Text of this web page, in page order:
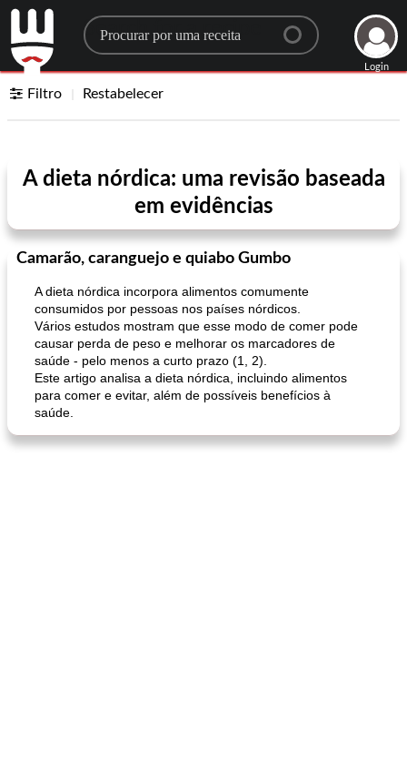
Search for a recipe
Login
Filtro Restabelecer
A dieta nórdica: uma revisão baseada
em evidências
Camarão, caranguejo e quiabo Gumbo
A dieta nórdica incorpora alimentos comumente
consumidos por pessoas nos países nórdicos.
Vários estudos mostram que esse modo de comer pode
causar perda de peso e melhorar os marcadores de
saúde - pelo menos a curto prazo (1, 2).
Este artigo analisa a dieta nórdica, incluindo alimentos
para comer e evitar, além de possíveis benefícios à
saúde.